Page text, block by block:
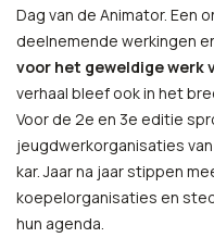
Dag van de Animator. Een
deelnemende werkingen
voor het geweldige werk
verhaal bleef ook in het
Voor de 2e en 3e editie
jeugdwerkorganisaties
kar. Jaar na jaar stippen
koepelorganisaties en
hun agenda.